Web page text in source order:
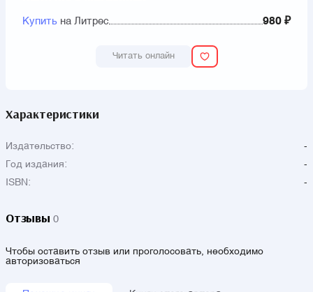
Купить на Литрес 980 ₽
Читать онлайн
Характеристики
Издательство:
-
Год издания:
-
ISBN:
-
Отзывы 0
Чтобы оставить отзыв или проголосовать, необходимо
авторизоваться